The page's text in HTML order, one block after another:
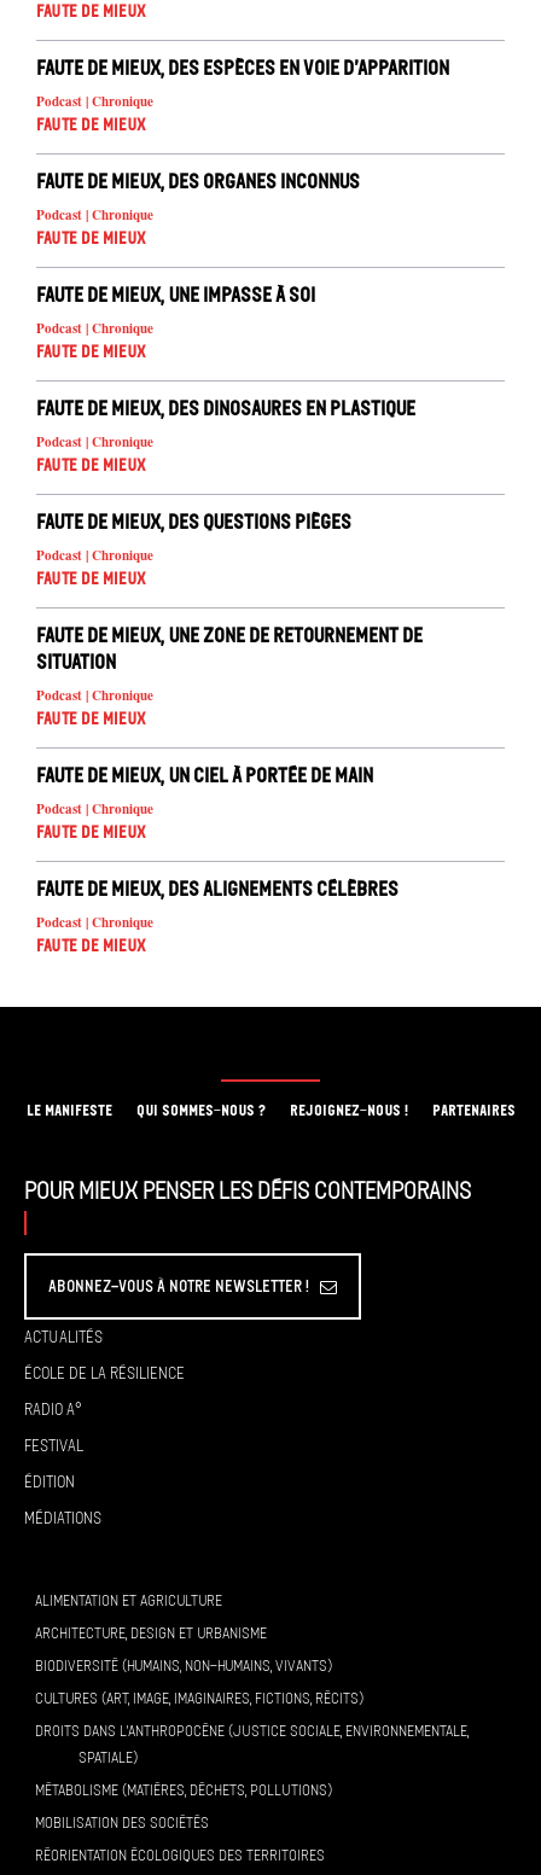
Faute de mieux
Faute de mieux, des espèces en voie d’apparition
Podcast | Chronique
Faute de mieux
Faute de mieux, des organes inconnus
Podcast | Chronique
Faute de mieux
Faute de mieux, une impasse à soi
Podcast | Chronique
Faute de mieux
Faute de mieux, des dinosaures en plastique
Podcast | Chronique
Faute de mieux
Faute de mieux, des questions pièges
Podcast | Chronique
Faute de mieux
Faute de mieux, une zone de retournement de
situation
Podcast | Chronique
Faute de mieux
Faute de mieux, un ciel à portée de main
Podcast | Chronique
Faute de mieux
Faute de mieux, des alignements célèbres
Podcast | Chronique
Faute de mieux
LE MANIFESTE QUI SOMMES-NOUS ? REJOIGNEZ-NOUS ! PARTENAIRES
Pour mieux penser les défis contemporains
Abonnez-vous à Notre Newsletter !
Actualités
École de la résilience
Radio A°
Festival
Édition
Médiations
ALIMENTATION ET AGRICULTURE
ARCHITECTURE, DESIGN ET URBANISME
BIODIVERSITÉ (HUMAINS, NON-HUMAINS, VIVANTS)
CULTURES (ART, IMAGE, IMAGINAIRES, FICTIONS, RÉCITS)
DROITS DANS L’ANTHROPOCÈNE (JUSTICE SOCIALE, ENVIRONNEMENTALE,
SPATIALE)
MÉTABOLISME (MATIÈRES, DÉCHETS, POLLUTIONS)
MOBILISATION DES SOCIÉTÉS
RÉORIENTATION ÉCOLOGIQUES DES TERRITOIRES